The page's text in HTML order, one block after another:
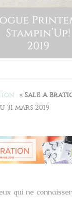
: « Sale A
mars 2019
qui ne